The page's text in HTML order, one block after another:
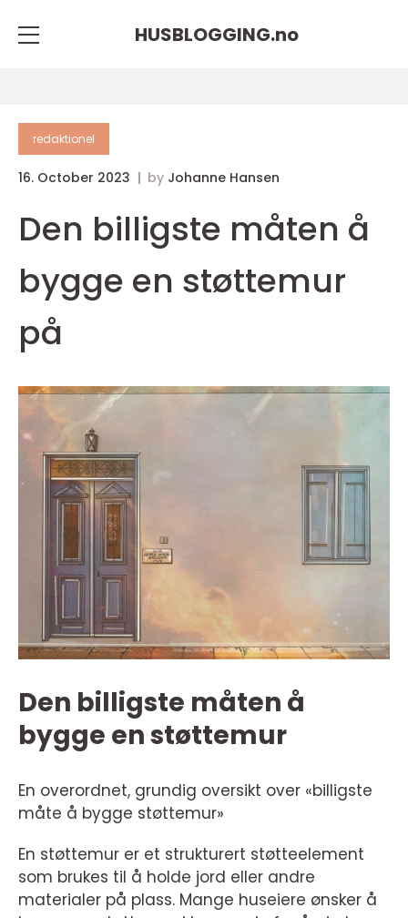
HUSBLOGGING.no
redaktionel
16. October 2023 by Johanne Hansen
Den billigste måten å
bygge en støttemur
på
Den billigste måten å
bygge en støttemur
En overordnet, grundig oversikt over «billigste
måte å bygge støttemur»
En støttemur er et strukturert støtteelement
som brukes til å holde jord eller andre
materialer på plass. Mange huseiere ønsker å